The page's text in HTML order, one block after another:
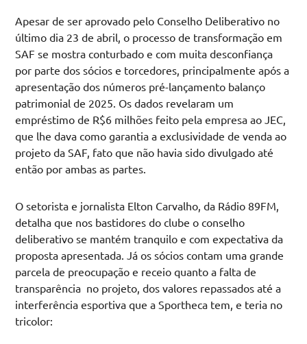
Apesar de ser aprovado pelo Conselho Deliberativo no
último dia 23 de abril, o processo de transformação em
SAF se mostra conturbado e com muita desconfiança
por parte dos sócios e torcedores, principalmente após a
apresentação dos números pré-lançamento balanço
patrimonial de 2025. Os dados revelaram um
empréstimo de R$6 milhões feito pela empresa ao JEC,
que lhe dava como garantia a exclusividade de venda ao
projeto da SAF, fato que não havia sido divulgado até
então por ambas as partes.
O setorista e jornalista Elton Carvalho, da Rádio 89FM,
detalha que nos bastidores do clube o conselho
deliberativo se mantém tranquilo e com expectativa da
proposta apresentada. Já os sócios contam uma grande
parcela de preocupação e receio quanto a falta de
transparência no projeto, dos valores repassados até a
interferência esportiva que a Sportheca tem, e teria no
tricolor: